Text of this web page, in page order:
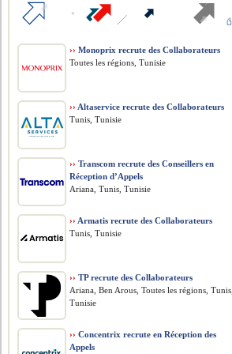
›› Monoprix recrute des Collaborateurs
Toutes les régions, Tunisie
›› Altaservice recrute des Collaborateurs
Tunis, Tunisie
›› Transcom recrute des Conseillers en
Réception d’Appels
Ariana, Tunis, Tunisie
›› Armatis recrute des Collaborateurs
Tunis, Tunisie
›› TP recrute des Collaborateurs
Ariana, Ben Arous, Toutes les régions, Tunis,
Tunisie
›› Concentrix recrute en Réception des
Appels